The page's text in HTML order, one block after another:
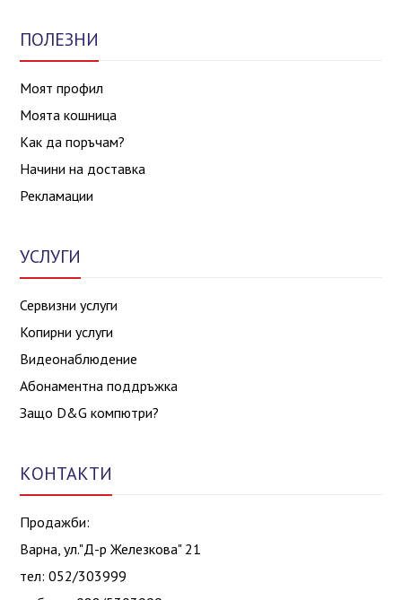
ПОЛЕЗНИ
Моят профил
Моята кошница
Как да поръчам?
Начини на доставка
Рекламации
УСЛУГИ
Сервизни услуги
Копирни услуги
Видеонаблюдение
Абонаментна поддръжка
Защо D&G компютри?
КОНТАКТИ
Продажби:
Варна, ул."Д-р Железкова" 21
тел: 052/303999